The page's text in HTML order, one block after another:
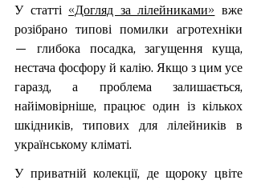
У статті «Догляд за лілейниками» вже
розібрано типові помилки агротехніки
— глибока посадка, загущення куща,
нестача фосфору й калію. Якщо з цим усе
гаразд, а проблема залишається,
найімовірніше, працює один із кількох
шкідників, типових для лілейників в
українському кліматі.
У приватній колекції, де щороку цвіте